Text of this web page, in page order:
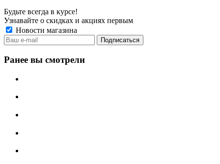
Будьте всегда в курсе!
Узнавайте о скидках и акциях первым
Новости магазина
Ранее вы смотрели